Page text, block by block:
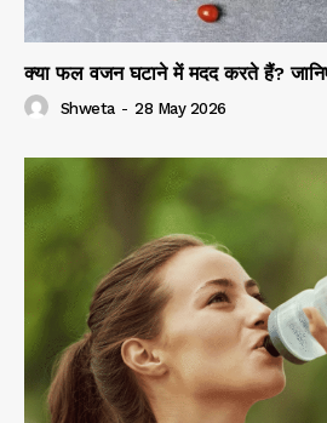
क्या फल वजन घटाने में मदद करते हैं?
Shweta - 28 May 2026